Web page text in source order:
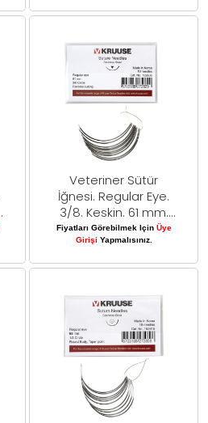
Veteriner Sütür
İğnesi. Regular Eye.
3/8. Keskin. 61 mm.
10/pk
Fiyatları Görebilmek Için Üye
Girişi Yapmalısınız.